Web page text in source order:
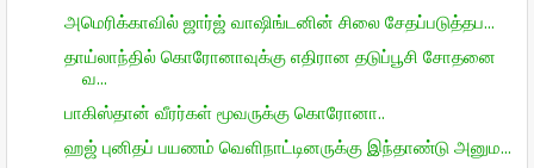
அமெரிக்காவில் ஜார்ஜ் வாஷிங்டனின் சிலை சேதப்படுத்தப...
தாய்லாந்தில் கொரோனாவுக்கு எதிரான தடுப்பூசி சோதனை
வ...
பாகிஸ்தான் வீரர்கள் மூவருக்கு கொரோனா..
ஹஜ் புனிதப் பயணம் வெளிநாட்டினருக்கு இந்தாண்டு அனும...